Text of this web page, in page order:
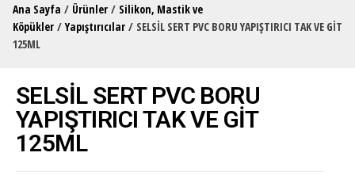
Ana Sayfa / Ürünler / Silikon, Mastik ve
Köpükler /Yapıştırıcılar / SELSİL SERT PVC BORU YAPIŞTIRICI TAK VE GİT
125ML
SELSİL SERT PVC BORU
YAPIŞTIRICI TAK VE GİT
125ML